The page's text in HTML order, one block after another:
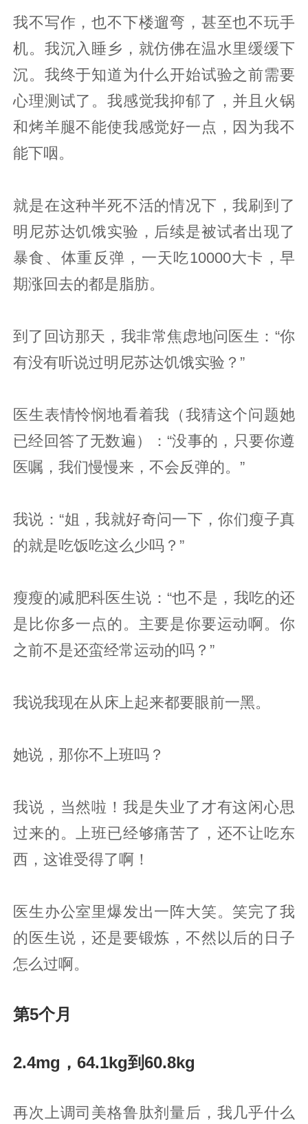
我不写作，也不下楼遛弯，甚至也不玩手
机。我沉入睡乡，就仿佛在温水里缓缓下
沉。我终于知道为什么开始试验之前需要
心理测试了。我感觉我抑郁了，并且火锅
和烤羊腿不能使我感觉好一点，因为我不
能下咽。
就是在这种半死不活的情况下，我刷到了
明尼苏达饥饿实验，后续是被试者出现了
暴食、体重反弹，一天吃10000大卡，早
期涨回去的都是脂肪。
到了回访那天，我非常焦虑地问医生：“你
有没有听说过明尼苏达饥饿实验？”
医生表情怜悯地看着我（我猜这个问题她
已经回答了无数遍）：“没事的，只要你遵
医嘱，我们慢慢来，不会反弹的。”
我说：“姐，我就好奇问一下，你们瘦子真
的就是吃饭吃这么少吗？”
瘦瘦的减肥科医生说：“也不是，我吃的还
是比你多一点的。主要是你要运动啊。你
之前不是还蛮经常运动的吗？”
我说我现在从床上起来都要眼前一黑。
她说，那你不上班吗？
我说，当然啦！我是失业了才有这闲心思
过来的。上班已经够痛苦了，还不让吃东
西，这谁受得了啊！
医生办公室里爆发出一阵大笑。笑完了我
的医生说，还是要锻炼，不然以后的日子
怎么过啊。
第5个月
2.4mg，64.1kg到60.8kg
再次上调司美格鲁肽剂量后，我几乎什么